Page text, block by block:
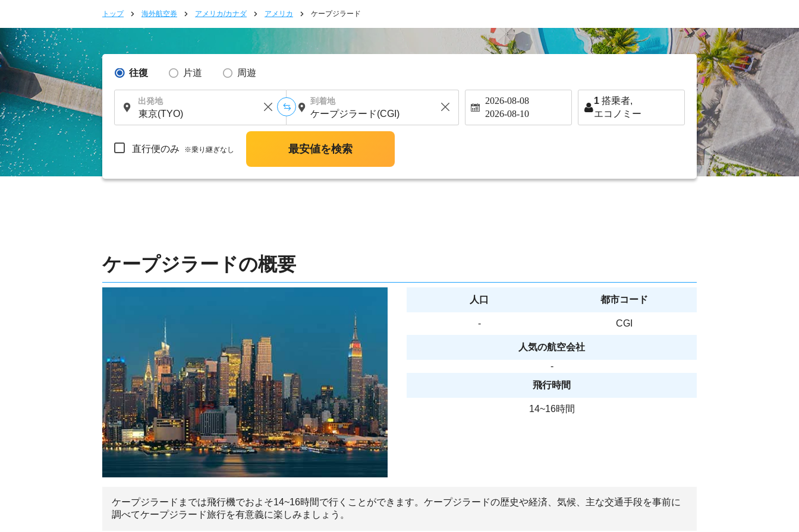
トップ 海外航空券 アメリカ/カナダ アメリカ ケープジラード
往復 片道 周遊
出発地 到着地 2026-08-08
2026-08-10
1 搭乗者,
エコノミー
直行便のみ ※乗り継ぎなし 最安値を検索
ケープジラードの概要
人口 都市コード
- CGI
人気の航空会社
-
飛行時間
14~16時間
ケープジラードまでは飛行機でおよそ14~16時間で行くことができます。ケープジラードの歴史や経済、気候、主な交通手段を事前に
調べてケープジラード旅行を有意義に楽しみましょう。